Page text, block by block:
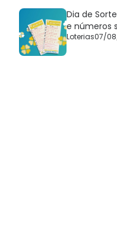
Dia de
e números
Loterias07/